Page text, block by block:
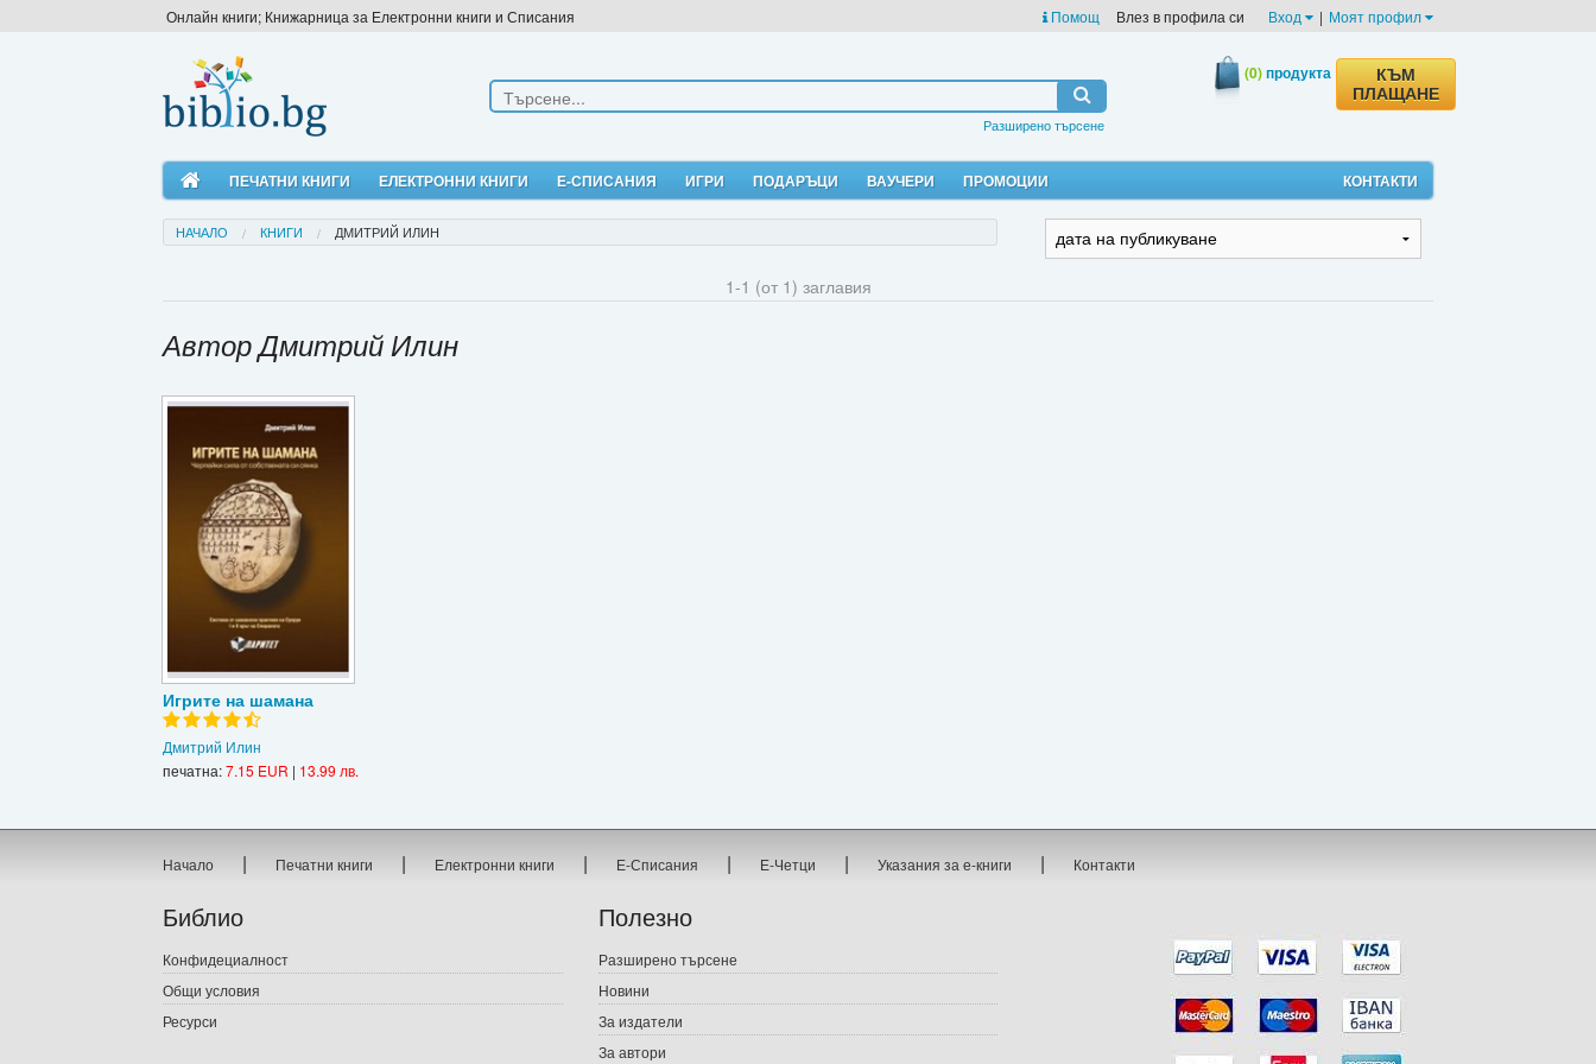
Онлайн книги; Книжарница за Електронни книги и Списания Помощ Влез в профила си Вход | Моят профил
Разширено търсене
(0)продукта
КЪМ
ПЛАЩАНЕ
ПЕЧАТНИ КНИГИ ЕЛЕКТРОННИ КНИГИ Е-СПИСАНИЯ ИГРИ ПОДАРЪЦИ ВАУЧЕРИ ПРОМОЦИИ КОНТАКТИ
НАЧАЛО КНИГИ ДМИТРИЙ ИЛИН
1-1 (от 1) заглавия
Автор Дмитрий Илин
Игрите на шамана
Дмитрий Илин
печатна:7.15 EUR | 13.99 лв.
Начало | Печатни книги | Електронни книги | Е-Списания | Е-Четци | Указания за е-книги | Контакти
Библио
Конфидециалност
Общи условия
Ресурси
Полезно
Разширено търсене
Новини
За издатели
За автори